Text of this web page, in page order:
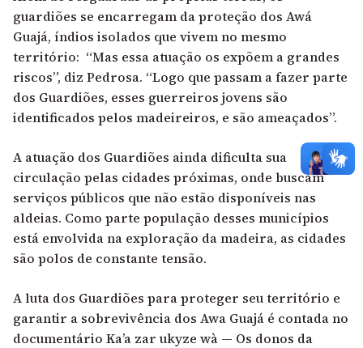
guardiões se encarregam da proteção dos Awá
Guajá, índios isolados que vivem no mesmo
território: “Mas essa atuação os expõem a grandes
riscos”, diz Pedrosa. “Logo que passam a fazer parte
dos Guardiões, esses guerreiros jovens são
identificados pelos madeireiros, e são ameaçados”.
A atuação dos Guardiões ainda dificulta sua
circulação pelas cidades próximas, onde buscam
serviços públicos que não estão disponíveis nas
aldeias. Como parte população desses municípios
está envolvida na exploração da madeira, as cidades
são polos de constante tensão.
A luta dos Guardiões para proteger seu território e
garantir a sobrevivência dos Awa Guajá é contada no
documentário Ka’a zar ukyze wà — Os donos da